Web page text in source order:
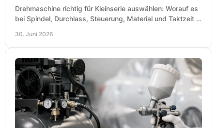
Drehmaschine richtig für Kleinserie auswählen: Worauf es
bei Spindel, Durchlass, Steuerung, Material und Taktzeit in
30. Juni 2026